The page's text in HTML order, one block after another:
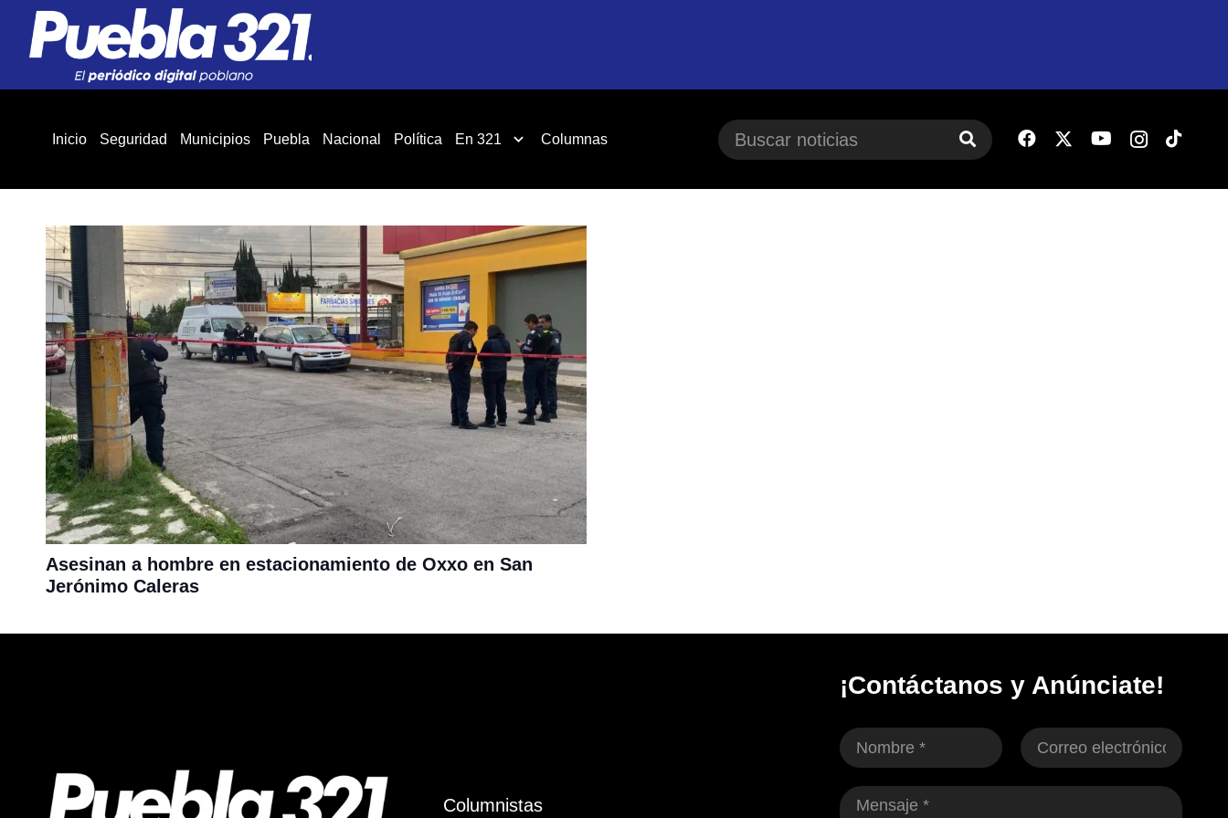
Inicio Seguridad Municipios Puebla Nacional Política En 321 Columnas
Asesinan a hombre en estacionamiento de Oxxo en San
Jerónimo Caleras
Columnistas
¡Contáctanos y Anúnciate!